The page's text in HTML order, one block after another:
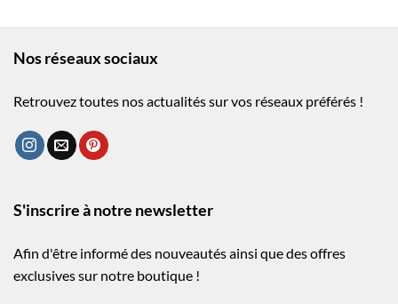
Nos réseaux sociaux
Retrouvez toutes nos actualités sur vos réseaux préférés !
S'inscrire à notre newsletter
Afin d'être informé des nouveautés ainsi que des offres
exclusives sur notre boutique !